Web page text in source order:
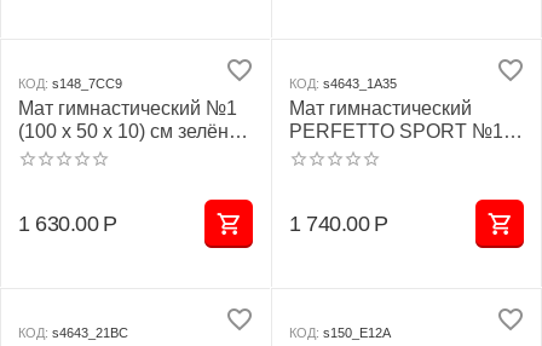
КОД: s148_7CC9
Мат гимнастический №1
(100 х 50 х 10) см зелёно/
жёлтый
1 630.00 Р
КОД: s4643_1A35
Мат гимнастический
PERFETTO SPORT №1
(100 х 50 х 10) см зелёно/
1 740.00 Р
КОД: s4643_21BC КОД: s150_E12A